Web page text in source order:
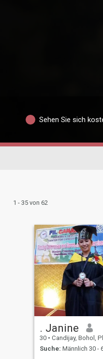
Sehen Sie sich
1 - 35 von 62
. Janine
30 • Candijay, Bohol,
Suche: Männlich 30 -